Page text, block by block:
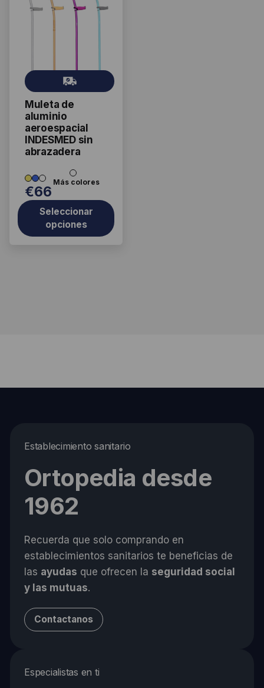
Muleta de
aluminio
aeroespacial
INDESMED sin
abrazadera
Gr
ati
s
€66
Seleccionar
opciones
producto
opciones
pueden
elegir
de
producto
Establecimiento sanitario
Ortopedia desde
1962
Recuerda que solo comprando en
establecimientos sanitarios te beneficias de
las ayudas que ofrecen la seguridad social
y las mutuas.
Contactanos
Especialistas en ti